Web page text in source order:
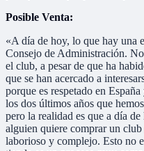
Posible Venta:
«A día de hoy, lo que hay una
Consejo de Administración.
el club, a pesar de que ha
que se han acercado a
porque es respetado en
los dos últimos años que
pero la realidad es que a día
alguien quiere comprar un
laborioso y complejo. Esto no